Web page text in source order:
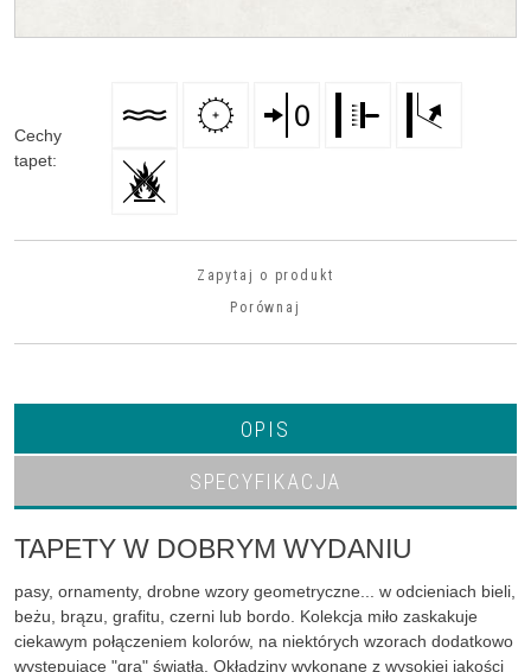
Cechy
tapet:
Zapytaj o produkt
Porównaj
OPIS
SPECYFIKACJA
TAPETY W DOBRYM WYDANIU
pasy, ornamenty, drobne wzory geometryczne... w odcieniach bieli,
beżu, brązu, grafitu, czerni lub bordo. Kolekcja miło zaskakuje
ciekawym połączeniem kolorów, na niektórych wzorach dodatkowo
występujące "gra" światła. Okładziny wykonane z wysokiej jakości